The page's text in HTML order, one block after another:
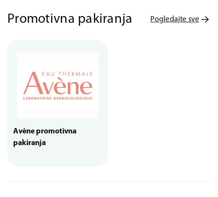
Promotivna pakiranja Pogledajte sve
Avène promotivna
pakiranja